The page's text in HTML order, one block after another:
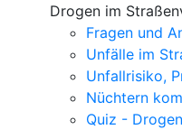
Drogen im
Fragen und
Unfälle im
Unfallrisiko,
Nüchtern
Quiz -